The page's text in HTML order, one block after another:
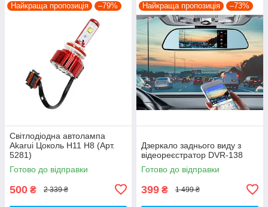
Найкраща пропозиція –79%
Світлодіодна автолампа
Akarui Цоколь H11 H8 (Арт.
5281)
Готово до відправки
500 ₴ 2 339 ₴
Найкраща пропозиція –73%
Дзеркало заднього виду з
відеореєстратор DVR-138
Готово до відправки
399 ₴ 1 499 ₴